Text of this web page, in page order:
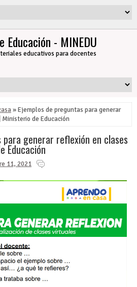
Educación - MINEDU
educativos para docentes
» Ejemplos de preguntas para generar
de Educación
para generar reflexión en clases
Educación
11, 2021